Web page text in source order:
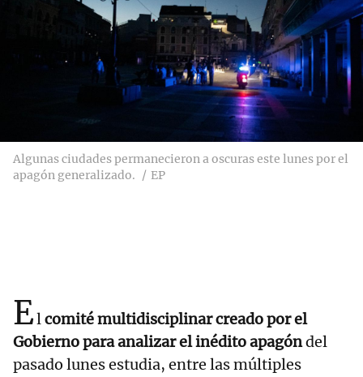
Algunas ciudades permanecieron a oscuras este lunes por el
apagón generalizado.
EP
Elcomité multidisciplinar creado por el
Gobierno para analizar el inédito apagóndel
pasado lunes estudia, entre las múltiples